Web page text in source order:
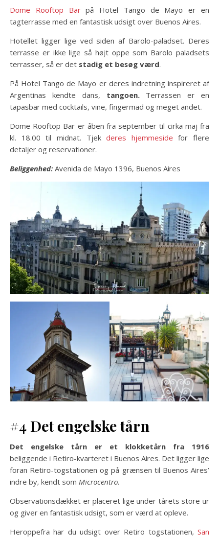
Dome Rooftop Barpå Hotel Tango de Mayo er en
tagterrasse med en fantastisk udsigt over Buenos Aires.
Hotellet ligger lige ved siden af ​​Barolo-paladset. Deres
terrasse er ikke lige så højt oppe som Barolo paladsets
terrasser, så er det stadig et besøg værd.
På Hotel Tango de Mayo er deres indretning inspireret af
Argentinas kendte dans, tangoen.Terrassen er en
tapasbar med cocktails, vine, fingermad og meget andet.
Dome Rooftop Bar er åben fra september til cirka maj fra
kl. 18.00 til midnat. Tjekderes hjemmeside for flere
detaljer og reservationer.
Beliggenhed: Avenida de Mayo 1396, Buenos Aires
#4 Det engelske tårn
Det engelske tårn er et klokketårn fra 1916
beliggende i Retiro-kvarteret i Buenos Aires. Det ligger lige
foran Retiro-togstationen og på grænsen til Buenos Aires’
indre by, kendt som Microcentro.
Observationsdækket er placeret lige under tårets store ur
og giver en fantastisk udsigt, som er værd at opleve.
Heroppefra har du udsigt over Retiro togstationen, San